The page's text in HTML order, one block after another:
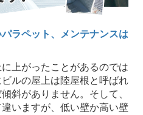
ラペット、メンテナンスは
上がったことがあるのでは
ルの屋上は陸屋根と呼ばれ
斜がありません。そして、
いますが、低い壁か高い壁